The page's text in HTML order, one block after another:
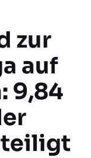
zur
auf
9,84